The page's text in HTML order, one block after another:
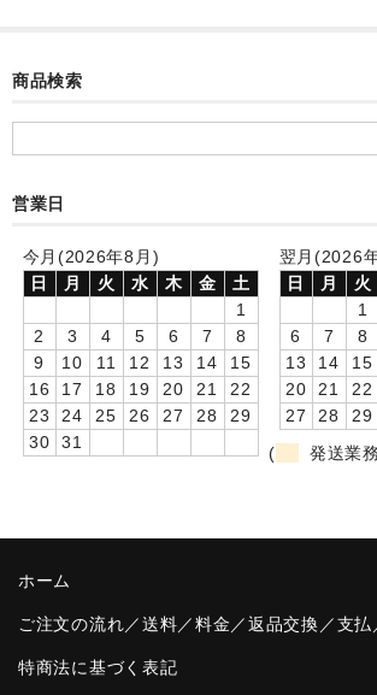
お絵かきギャラリー
卒園DVDアルバム
卒業記念品
音声入りフォトフレームクロック(集合)
音声入りフォトフレームクロック(校歌)
スポーツウォッチ
商品検索
営業日
今月(2026年8月)
日
月 火 水 木 金
土
1
2
3 4 5 6 7
8
9
10 11 12 13 14
15
16
17 18 19 20 21
22
23
24 25 26 27 28
29
30
31
翌月(2026
日
月 火
1
6
7 8
13
14 15
20
21 22
27
28 29
(
発送業
ホーム
ご注文の流れ／送料／料金／返品交換／支払
特商法に基づく表記